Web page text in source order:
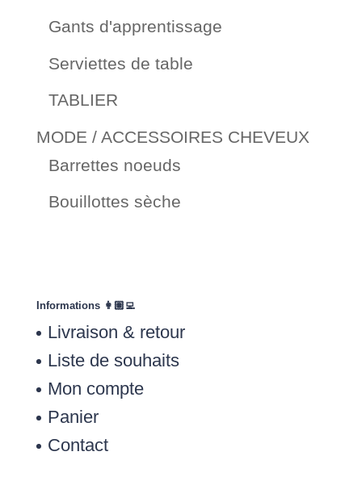
Gants d'apprentissage
Serviettes de table
TABLIER
MODE / ACCESSOIRES CHEVEUX
Barrettes noeuds
Bouillottes sèche
Informations 👩🏽‍💻
Livraison & retour
Liste de souhaits
Mon compte
Panier
Contact